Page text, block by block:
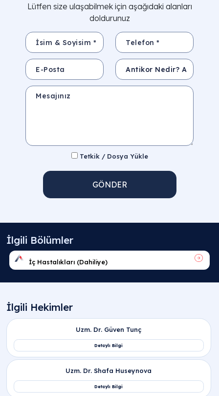
Lütfen size ulaşabilmek için aşağıdaki alanları
doldurunuz
İsim & Soyisim * Telefon *
E-Posta Konu
Mesajınız
Tetkik / Dosya Yükle
GÖNDER